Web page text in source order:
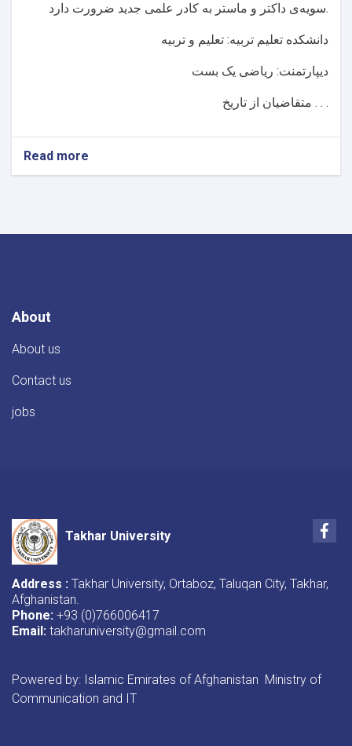
سويه‌ی داکتر و ماستر به کادر علمی جديد ضرورت دارد.
دانشکده تعلیم تربیه: تعلیم و تربیه
دیپارتمنت: ریاضی یک بست
متقاضيان از تاريخ . . .
Read more
اعلان
تخار
About
About us
Contact us
jobs
Takhar University
Address : Takhar University, Ortaboz, Taluqan City, Takhar,
Afghanistan.
Phone: +93 (0)766006417
Email: takharuniversity@gmail.com
Powered by: Islamic Emirates of Afghanistan Ministry of
Communication and IT